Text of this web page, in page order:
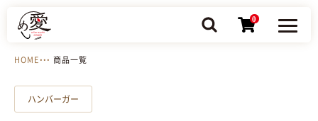
0
HOME 商品一覧
ハンバーガー